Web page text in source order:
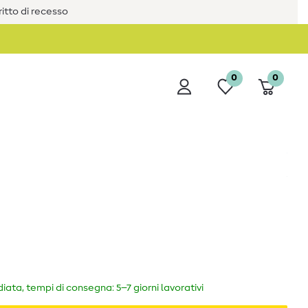
di recesso
0 0
tempi di consegna: 5–7 giorni lavorativi